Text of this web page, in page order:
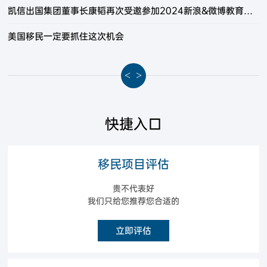
凯信出国集团董事长康韬再次受邀参加2024新浪&微博教育盛典
美国移民一定要抓住这次机会
< >
快捷入口
移民项目评估
贵不代表好
我们只给您推荐您合适的
立即评估